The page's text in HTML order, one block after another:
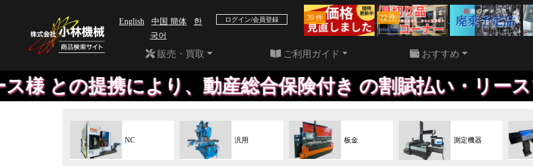
English 中国 簡体
한
국어
ログイン/会員登録 39 件 22 件
販売・買取 ご利用ガイド おすすめ
より、動産総合保険付き の割賦払い・リースプラン、※
NC 汎用 板金 測定機器